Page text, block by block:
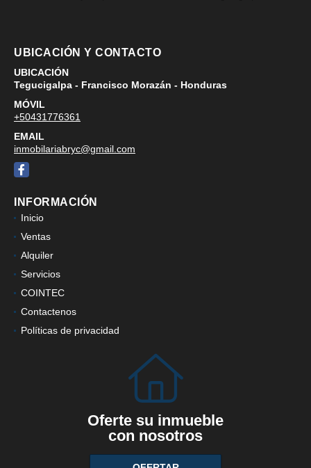
UBICACIÓN Y CONTACTO
UBICACIÓN
Tegucigalpa - Francisco Morazán - Honduras
MÓVIL
+50431776361
EMAIL
inmobilariabryc@gmail.com
Facebook
INFORMACIÓN
Inicio
Ventas
Alquiler
Servicios
COINTEC
Contactenos
Políticas de privacidad
Oferte su inmueble
con nosotros